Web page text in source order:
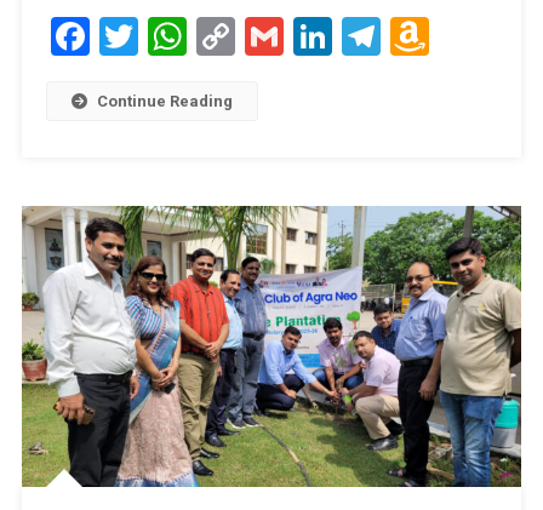
Facebook
Twitter
WhatsApp
CopyGmailLinkedIn
Telegram
Continue Reading